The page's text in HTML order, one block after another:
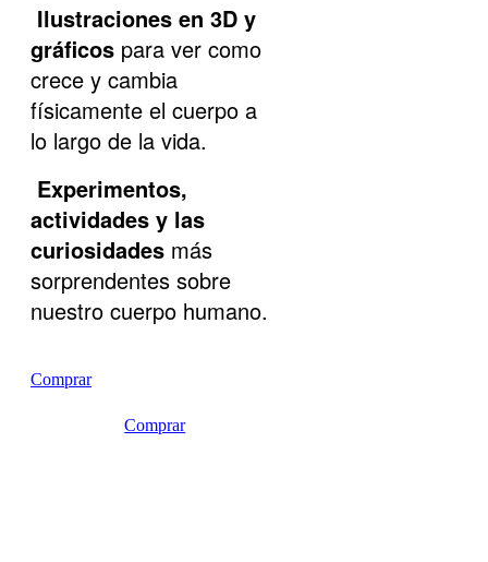
Ilustraciones en 3D y
gráficos para ver como
crece y cambia
físicamente el cuerpo a
lo largo de la vida.
Experimentos,
actividades y las
curiosidades más
sorprendentes sobre
nuestro cuerpo humano.
Comprar
Comprar